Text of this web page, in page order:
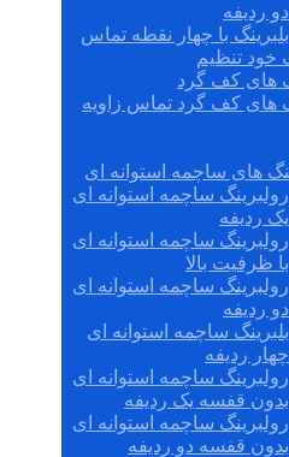
دو ردیفه
بلبرینگ با چهار نقطه تماس
خود تنظیم
های کف گرد
های کف گرد تماس زاویه
های ساچمه استوانه ای
رولبرینگ ساچمه استوانه ای
یک ردیفه
رولبرینگ ساچمه استوانه ای
با ظرفیت بالا
رولبرینگ ساچمه استوانه ای
دو ردیفه
بلبرینگ ساچمه استوانه ای
چهار ردیفه
رولبرینگ ساچمه استوانه ای
بدون قفسه یک ردیفه
رولبرینگ ساچمه استوانه ای
بدون قفسه دو ردیفه